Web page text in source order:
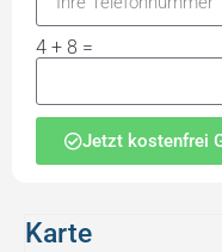
Karte
4 + 8 =
Jetzt kostenfrei